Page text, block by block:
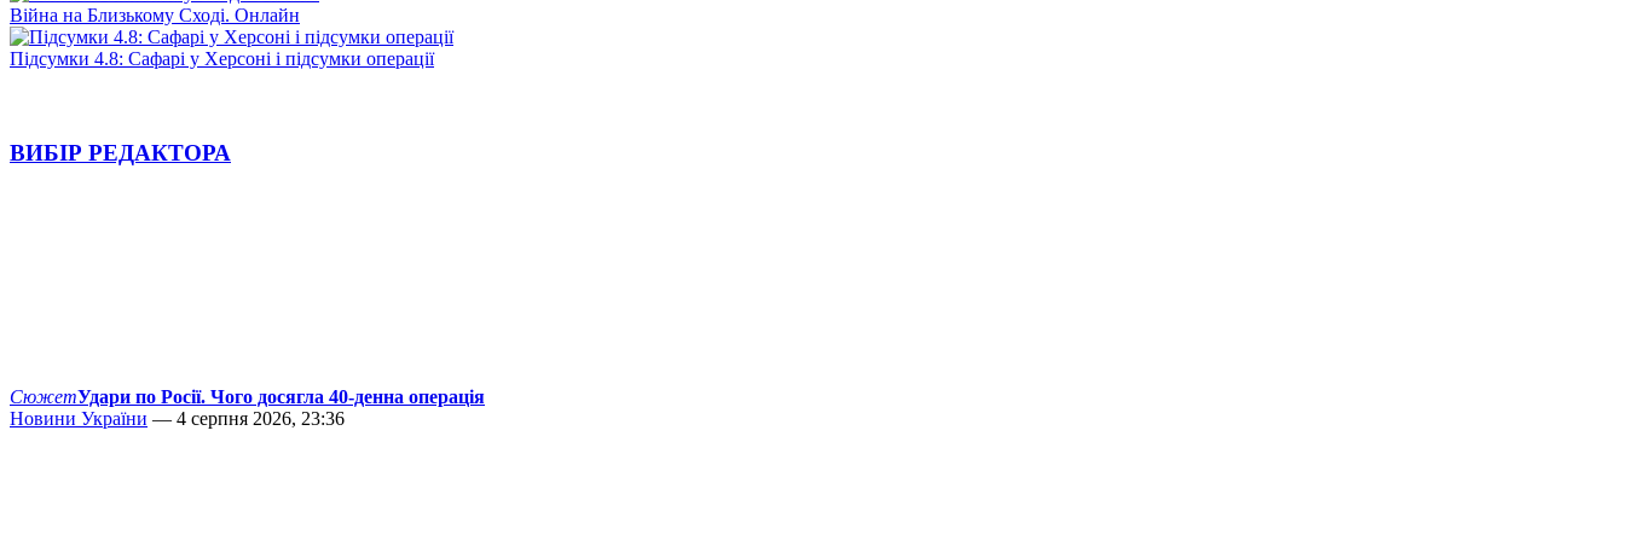
Війна на Близькому Сході. Онлайн
Підсумки 4.8: Сафарі у Херсоні і підсумки операції
ВИБІР РЕДАКТОРА
СюжетУдари по Росії. Чого досягла 40-денна операція
Новини України — 4 серпня 2026, 23:36